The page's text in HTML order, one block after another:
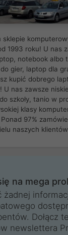
1993 roku! U nas
notebook albo
gier, laptop dla
kupić dobrego
U nas zawsze
szkoły, tanio w
klasy
97%
naszych
Katowice,
i profesjonalna
ze 100% polskim
w naszym kraju!
salony na terenie
na mega
żadnej
Dołącz
newslettera